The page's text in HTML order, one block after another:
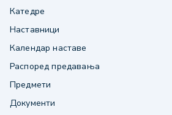
Катедре
Наставници
Календар наставе
Распоред предавања
Предмети
Документи